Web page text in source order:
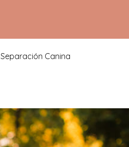
Separación Canina